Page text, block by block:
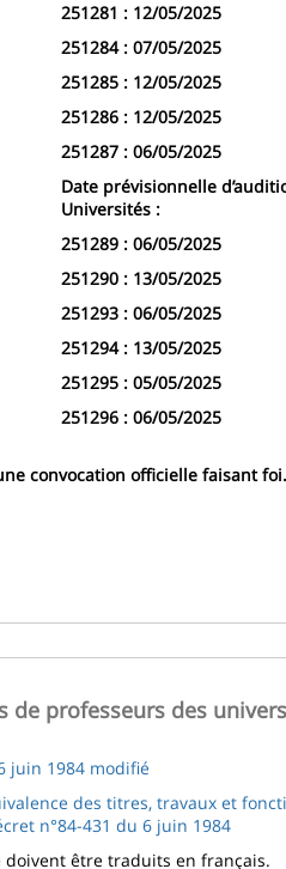
251281 : 12/05/2025
251284 : 07/05/2025
251285 : 12/05/2025
251286 : 12/05/2025
251287 : 06/05/2025
Date prévisionnelle
Universités :
251289 : 06/05/2025
251290 : 13/05/2025
251293 : 06/05/2025
251294 : 13/05/2025
251295 : 05/05/2025
251296 : 06/05/2025
convocation officielle faisant foi.
de professeurs des
juin 1984 modifié
des titres, travaux et
n°84-431 du 6 juin 1984
être traduits en français.